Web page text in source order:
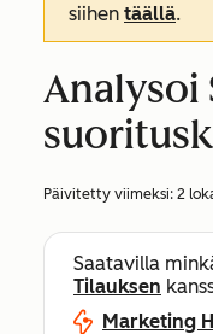
siihen täällä.
Analysoi
Päivitetty viimeksi: 2
Saatavilla
Tilauksen
Marketing